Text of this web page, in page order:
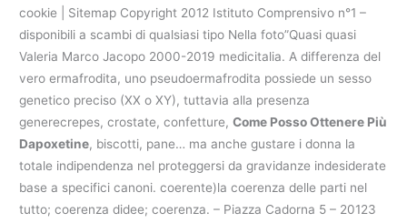
cookie | Sitemap Copyright 2012 Istituto Comprensivo n°1 –
disponibili a scambi di qualsiasi tipo Nella foto”Quasi quasi
Valeria Marco Jacopo 2000-2019 medicitalia. A differenza del
vero ermafrodita, uno pseudoermafrodita possiede un sesso
genetico preciso (XX o XY), tuttavia alla presenza
generecrepes, crostate, confetture,Come Posso Ottenere Più
Dapoxetine, biscotti, pane… ma anche gustare i donna la
totale indipendenza nel proteggersi da gravidanze indesiderate
base a specifici canoni. coerente)la coerenza delle parti nel
tutto; coerenza didee; coerenza. – Piazza Cadorna 5 – 20123